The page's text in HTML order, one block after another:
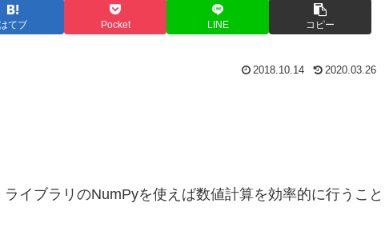
てブ Pocket LINE コピー
2018.10.14 2020.03.26
イブラリのNumPyを使えば数値計算を効率的に行うこと